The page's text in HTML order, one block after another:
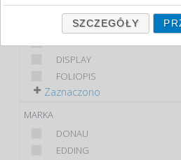
PRODUKT
MARKER DO TABLIC
CIENKOPIS
DISPLAY
FOLIOPIS
Zaznaczono
MARKA
DONAU
EDDING
Jeśli nie chcesz wyrazić zgody lub
„Szczegóły”, gdzie znajdziesz
zrobić . Te same informacje
naszą polityką prywatności
wcześniejsza zgoda której
konta. Każda Państwa zgoda jest
Klauzula Informacyjna (rozwiń)
SZCZEGÓŁY